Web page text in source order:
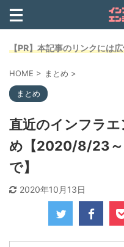
【PR】本記事のリンクには
HOME > まとめ >
まとめ
直近のインフラ
め【2020/8/23
で】
2020年10月13日